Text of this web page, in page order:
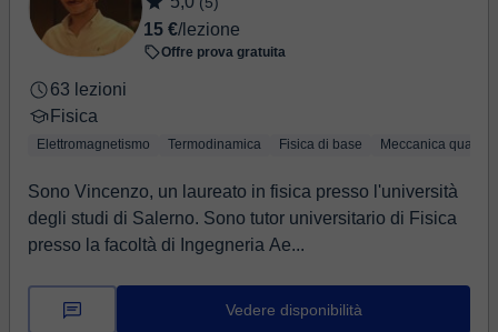
15 €/lezione
Offre prova gratuita
63 lezioni
Fisica
Elettromagnetismo Termodinamica Fisica di base Meccanica
Sono Vincenzo, un laureato in fisica presso l'università
degli studi di Salerno. Sono tutor universitario di Fisica
presso la facoltà di Ingegneria Ae...
Vedere disponibilità